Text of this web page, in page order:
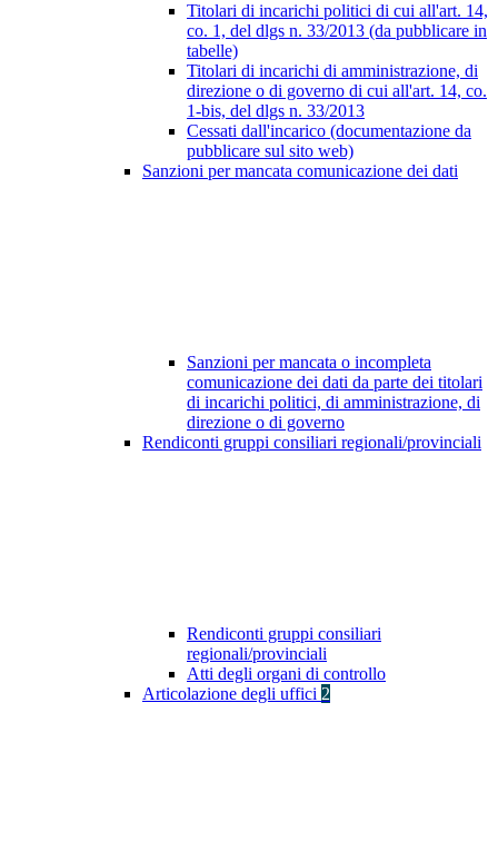
Titolari di incarichi politici di cui all'art. 14,
co. 1, del dlgs n. 33/2013 (da pubblicare in
tabelle)
Titolari di incarichi di amministrazione, di
direzione o di governo di cui all'art. 14, co.
1-bis, del dlgs n. 33/2013
Cessati dall'incarico (documentazione da
pubblicare sul sito web)
Sanzioni per mancata comunicazione dei dati
Sanzioni per mancata o incompleta
comunicazione dei dati da parte dei titolari
di incarichi politici, di amministrazione, di
direzione o di governo
Rendiconti gruppi consiliari regionali/provinciali
Rendiconti gruppi consiliari
regionali/provinciali
Atti degli organi di controllo
Articolazione degli uffici 2